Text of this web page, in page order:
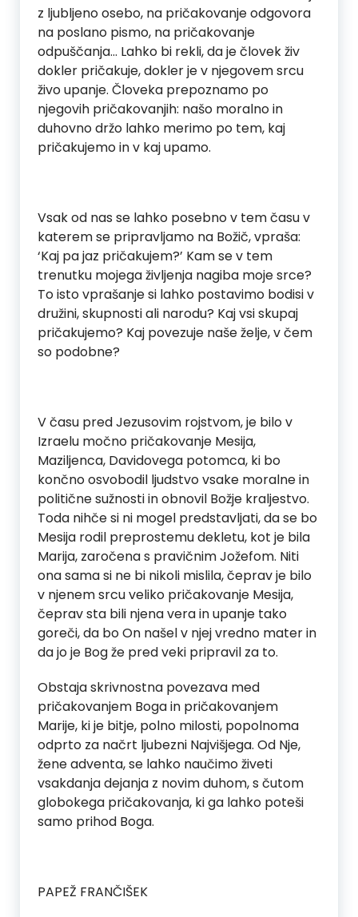
z ljubljeno osebo, na pričakovanje odgovora
na poslano pismo, na pričakovanje
odpuščanja… Lahko bi rekli, da je človek živ
dokler pričakuje, dokler je v njegovem srcu
živo upanje. Človeka prepoznamo po
njegovih pričakovanjih: našo moralno in
duhovno držo lahko merimo po tem, kaj
pričakujemo in v kaj upamo.
Vsak od nas se lahko posebno v tem času v
katerem se pripravljamo na Božič, vpraša:
‘Kaj pa jaz pričakujem?’ Kam se v tem
trenutku mojega življenja nagiba moje srce?
To isto vprašanje si lahko postavimo bodisi v
družini, skupnosti ali narodu? Kaj vsi skupaj
pričakujemo? Kaj povezuje naše želje, v čem
so podobne?
V času pred Jezusovim rojstvom, je bilo v
Izraelu močno pričakovanje Mesija,
Maziljenca, Davidovega potomca, ki bo
končno osvobodil ljudstvo vsake moralne in
politične sužnosti in obnovil Božje kraljestvo.
Toda nihče si ni mogel predstavljati, da se bo
Mesija rodil preprostemu dekletu, kot je bila
Marija, zaročena s pravičnim Jožefom. Niti
ona sama si ne bi nikoli mislila, čeprav je bilo
v njenem srcu veliko pričakovanje Mesija,
čeprav sta bili njena vera in upanje tako
goreči, da bo On našel v njej vredno mater in
da jo je Bog že pred veki pripravil za to.
Obstaja skrivnostna povezava med
pričakovanjem Boga in pričakovanjem
Marije, ki je bitje, polno milosti, popolnoma
odprto za načrt ljubezni Najvišjega. Od Nje,
žene adventa, se lahko naučimo živeti
vsakdanja dejanja z novim duhom, s čutom
globokega pričakovanja, ki ga lahko poteši
samo prihod Boga.
PAPEŽ FRANČIŠEK